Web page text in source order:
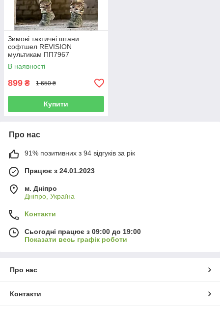
Зимові тактичні штани
софтшел REVISION
мультикам ПП7967
В наявності
899 ₴ 1 650 ₴
Купити
Про нас
91% позитивних з 94 відгуків за рік
Працює з 24.01.2023
м. Дніпро
Дніпро, Україна
Контакти
Сьогодні працює з 09:00 до 19:00
Показати весь графік роботи
Про нас
Контакти